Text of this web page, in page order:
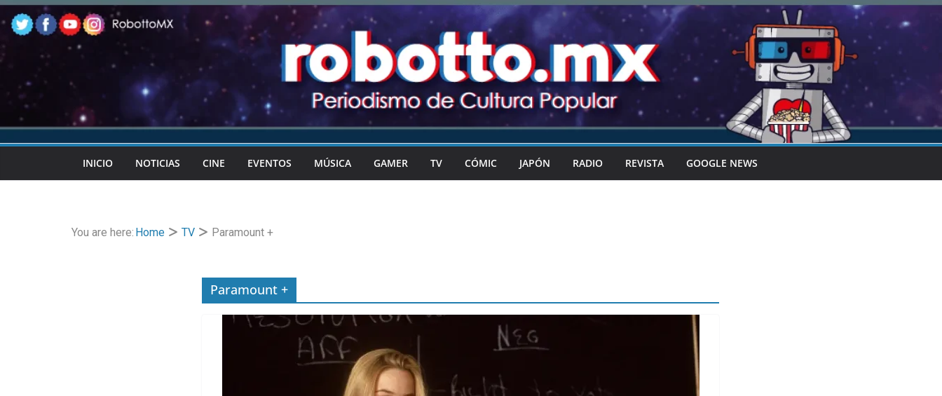
Skip
to
content
INICIO NOTICIAS CINE EVENTOS MÚSICA GAMER TV CÓMIC JAPÓN RADIO REVISTA GOOGLE NEWS
You are here: Home TV Paramount +
Paramount +